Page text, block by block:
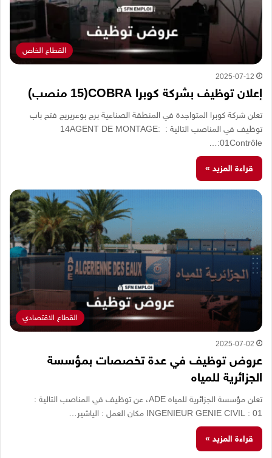
القطاع الخاص
2025-07-12
إعلان توظيف بشركة كوبرا COBRA(15 منصب)
تعلن شركة كوبرا المتواجدة في المنطقة الصناعية برج بوعريريج فتح باب
توظيف في المناصب التالية : :14AGENT DE MONTAGE
:01Contrôle…
قراءة المزيد »
القطاع الاقتصادي
2025-07-02
عروض توظيف في عدة تخصصات بمؤسسة
الجزائرية للمياه
تعلن مؤسسة الجزائرية للمياه ADE، عن توظيف في المناصب التالية :
INGENIEUR GENIE CIVIL : 01 مكان العمل : الياشير…
قراءة المزيد »